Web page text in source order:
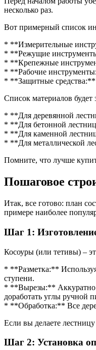
несколько раз.
Вот примерный список
* **Измерительные
* **Режущие
* **Крепежные
* **Рабочие
* **Защитные средства:**
Список материалов
* **Для деревянной
* **Для бетонной
* **Для каменной
* **Для металлической
Помните, что лучше
Пошаговое
Итак, все готово: план
примере наиболее
Шаг 1:
Косоуры (или тетивы) –
* **Разметка:**
ступени.
* **Вырезы:** Аккуратно
доработать углы ручной
* **Обработка:** Все
Если вы делаете
Шаг 2: Установка